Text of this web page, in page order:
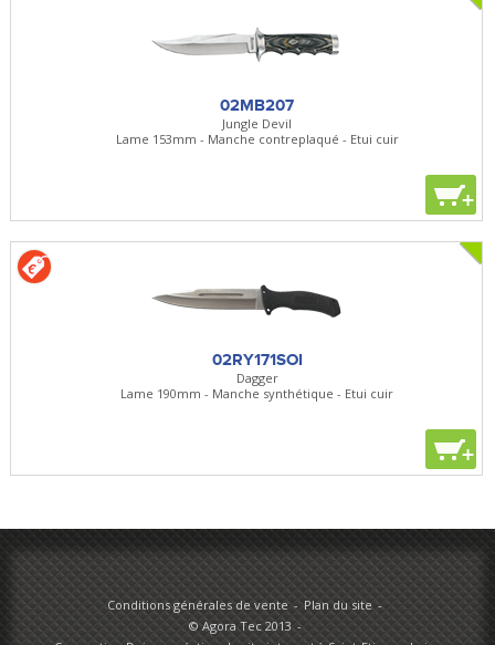
02MB207
Jungle Devil
Lame 153mm - Manche contreplaqué - Etui cuir
+
02RY171SOI
Dagger
Lame 190mm - Manche synthétique - Etui cuir
+
Conditions générales de vente
Plan du site
© Agora Tec 2013